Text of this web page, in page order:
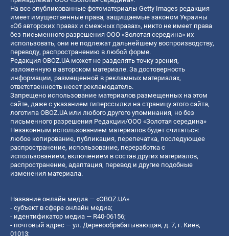
На все опубликованные фотоматериалы Getty Images редакция
имеет имущественные права, защищаемые законом Украины
«Об авторских правах и смежных правах», никто не имеет права
без письменного разрешения ООО «Золотая середина» их
использовать, они не подлежат дальнейшему воспроизводству,
переводу, распространению в любой форме.
Редакция OBOZ.UA может не разделять точку зрения,
изложенную в авторском материале. За достоверность
информации, размещенной в рекламных материалах,
ответственность несет рекламодатель.
Запрещено использование материалов размещенных на этом
сайте, даже с указанием гиперссылки на страницу этого сайта,
логотипа OBOZ.UA или любого другого упоминания, но без
письменного разрешения Редакции/ООО «Золотая середина»
Незаконным использованием материалов будет считаться:
любое копирование, публикация, перепечатка, последующее
распространение, использование, переработка с
использованием, включением в состав других материалов,
распространение, адаптация, перевод и другие подобные
изменения материала.
Название онлайн медиа — «OBOZ.UA»
- субъект в сфере онлайн медиа;
- идентификатор медиа — R40-06156;
- почтовый адрес — ул. Деревообрабатывающая, д. 7, г. Киев,
01013;